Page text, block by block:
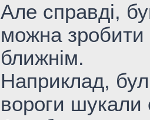
Але справді,
можна
ближнім.
Наприклад,
вороги шукали